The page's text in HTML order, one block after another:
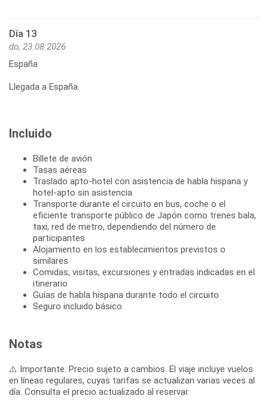
Día 13
do, 23.08.2026
España
Llegada a España.
Incluido
Billete de avión
Tasas aéreas
Traslado apto-hotel con asistencia de habla hispana y
hotel-apto sin asistencia
Transporte durante el circuito en bus, coche o el
eficiente transporte público de Japón como trenes bala,
taxi, red de metro, dependiendo del número de
participantes
Alojamiento en los establecimientos previstos o
similares
Comidas, visitas, excursiones y entradas indicadas en el
itinerario
Guías de habla hispana durante todo el circuito
Seguro incluido básico
Notas
⚠️ Importante: Precio sujeto a cambios. El viaje incluye vuelos
en líneas regulares, cuyas tarifas se actualizan varias veces al
día. Consulta el precio actualizado al reservar.